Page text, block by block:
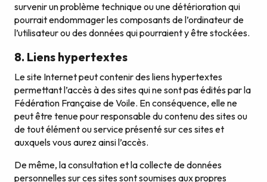
survenir un problème technique ou une détérioration qui
pourrait endommager les composants de l’ordinateur de
l’utilisateur ou des données qui pourraient y être stockées.
8. Liens hypertextes
Le site Internet peut contenir des liens hypertextes
permettant l’accès à des sites qui ne sont pas édités par la
Fédération Française de Voile. En conséquence, elle ne
peut être tenue pour responsable du contenu des sites ou
de tout élément ou service présenté sur ces sites et
auxquels vous aurez ainsi l’accès.
De même, la consultation et la collecte de données
personnelles sur ces sites sont soumises aux propres